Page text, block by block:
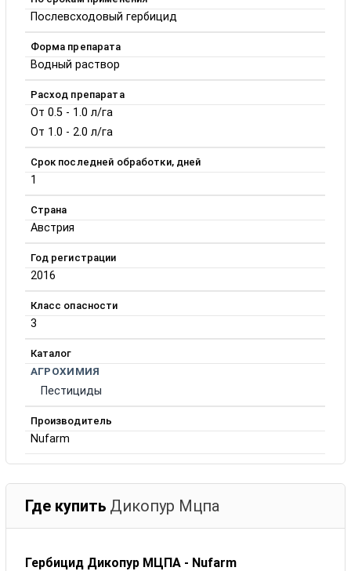
Послевсходовый гербицид
Форма препарата
Водный раствор
Расход препарата
От 0.5 - 1.0 л/га
От 1.0 - 2.0 л/га
Срок последней обработки, дней
1
Страна
Австрия
Год регистрации
2016
Класс опасности
3
Каталог
АГРОХИМИЯ
Пестициды
Производитель
Nufarm
Где купить Дикопур Мцпа
Гербицид Дикопур МЦПА - Nufarm